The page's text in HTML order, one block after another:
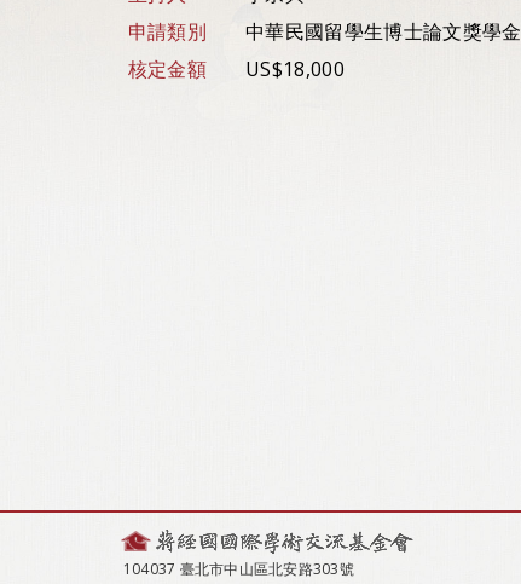
申請類別
中華民國留學生博士論文獎學金
核定金額
US$18,000
104037 臺北市中山區北安路303號